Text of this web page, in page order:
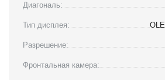
Диагональ:
Тип дисплея:
Разрешение:
Фронтальная камера: